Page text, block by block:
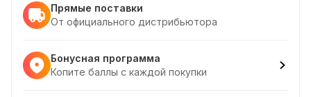
Прямые поставки
От официального дистрибьютора
Бонусная программа
Копите баллы с каждой покупки